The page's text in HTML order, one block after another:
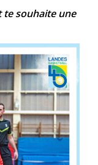
te souhaite une